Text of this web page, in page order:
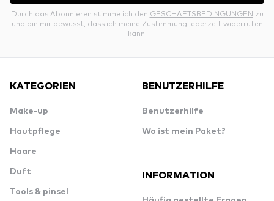
Durch das Abonnieren stimme ich den GESCHÄFTSBEDINGUNGEN zu
und bin mir bewusst, dass ich meine Zustimmung jederzeit widerrufen
kann.
KATEGORIEN
Make-up
Hautpflege
Haare
Duft
Tools & pinsel
BENUTZERHILFE
Benutzerhilfe
Wo ist mein Paket?
INFORMATION